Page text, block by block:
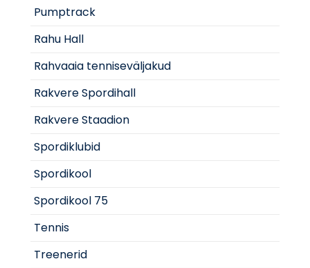
Pumptrack
Rahu Hall
Rahvaaia tenniseväljakud
Rakvere Spordihall
Rakvere Staadion
Spordiklubid
Spordikool
Spordikool 75
Tennis
Treenerid